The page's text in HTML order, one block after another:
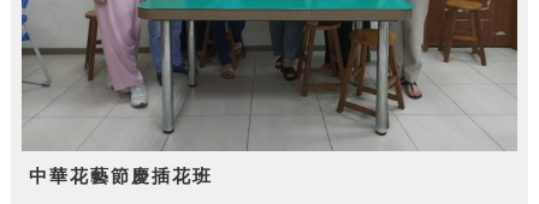
中華花藝節慶插花班